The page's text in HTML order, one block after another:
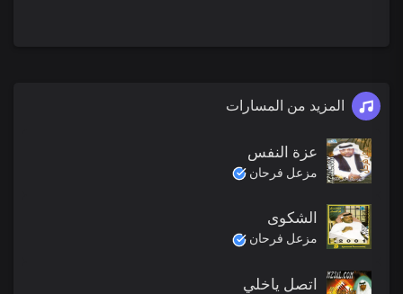
المزيد من المسارات
عزة النفس
مزعل فرحان
الشكوى
مزعل فرحان
اتصل ياخلي